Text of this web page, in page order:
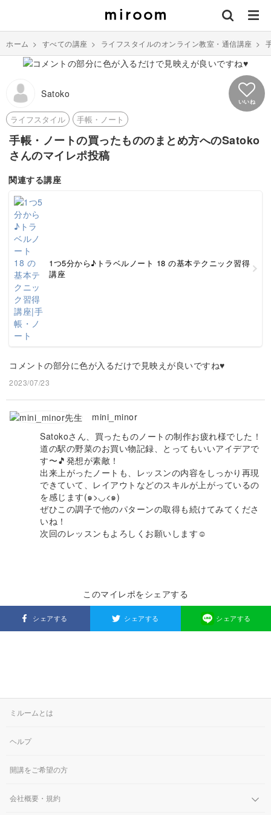
ホーム > すべての講座 > ライフスタイルのオンライン教室・通信講座 >
Satoko
いいね
ライフスタイル 手帳・ノート
手帳・ノートの買ったもののまとめ方へのSatoko
さんのマイレポ投稿
関連する講座
1つ5分から♪トラベルノート 18 の基本テクニック習得
講座
コメントの部分に色が入るだけで見映えが良いですね♥
2023/07/23
mini_minor
Satokoさん、買ったものノートの制作お疲れ様でした！
道の駅の野菜のお買い物記録、とってもいいアイデアで
す〜🎵発想が素敵！
出来上がったノートも、レッスンの内容をしっかり再現
できていて、レイアウトなどのスキルが上がっているの
を感じます(๑>◡<๑)
ぜひこの調子で他のパターンの取得も続けてみてくださ
いね！
次回のレッスンもよろしくお願いします☺️
このマイレポをシェアする
シェアする シェアする シェアする
ミルームとは
ヘルプ
開講をご希望の方
会社概要・規約